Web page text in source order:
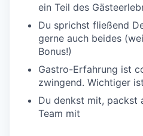
ein Teil des
Du sprichst fließend
gerne auch beides
Bonus!)
Gastro-Erfahrung ist
zwingend. Wichtiger
Du denkst mit, packst
Team mit